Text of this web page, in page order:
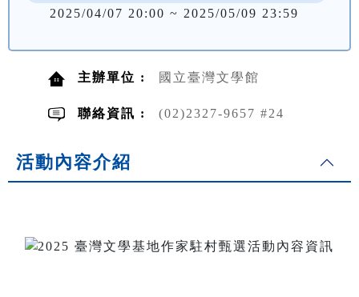
2025/04/07 20:00 ~ 2025/05/09 23:59
主辦單位 : 國立臺灣文學館
聯絡資訊 : (02)2327-9657 #24
活動內容介紹